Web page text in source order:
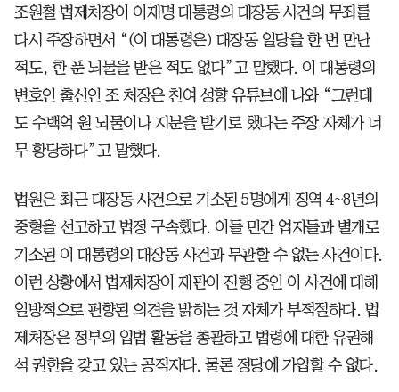
조원철 법제처장이 이재명 대통령의 대장동 사건의 무죄를
다시 주장하면서 “(이 대통령은) 대장동 일당을 한 번 만난
적도, 한 푼 뇌물을 받은 적도 없다”고 말했다. 이 대통령의
변호인 출신인 조 처장은 친여 성향 유튜브에 나와 “그런데
도 수백억 원 뇌물이나 지분을 받기로 했다는 주장 자체가 너
무 황당하다”고 말했다.
법원은 최근 대장동 사건으로 기소된 5명에게 징역 4~8년의
중형을 선고하고 법정 구속했다. 이들 민간 업자들과 별개로
기소된 이 대통령의 대장동 사건과 무관할 수 없는 사건이다.
이런 상황에서 법제처장이 재판이 진행 중인 이 사건에 대해
일방적으로 편향된 의견을 밝히는 것 자체가 부적절하다. 법
제처장은 정부의 입법 활동을 총괄하고 법령에 대한 유권해
석 권한을 갖고 있는 공직자다. 물론 정당에 가입할 수 없다.